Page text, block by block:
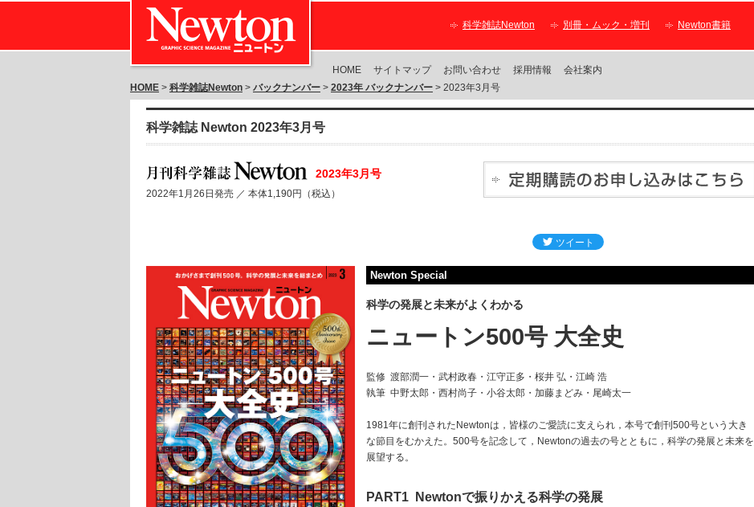
科学雑誌Newton 別冊・ムック・増刊 Newton書籍
HOME サイトマップ お問い合わせ 採用情報
会社案内
HOME > 科学雑誌Newton > バックナンバー > 2023年 バックナンバー > 2023年3月号
科学雑誌 Newton 2023年3月号
2023年3月号
2022年1月26日発売 ／ 本体1,190円（税込）
Newton Special
科学の発展と未来がよくわかる
ニュートン500号 大全史
監修 渡部潤一・武村政春・江守正多・桜井 弘・江崎 浩
執筆 中野太郎・西村尚子・小谷太郎・加藤まどみ・尾崎太一
1981年に創刊されたNewtonは，皆様のご愛読に支えられ，本号で創刊500号という大き
な節目をむかえた。500号を記念して，Newtonの過去の号とともに，科学の発展と未来を
展望する。
PART1 Newtonで振りかえる科学の発展